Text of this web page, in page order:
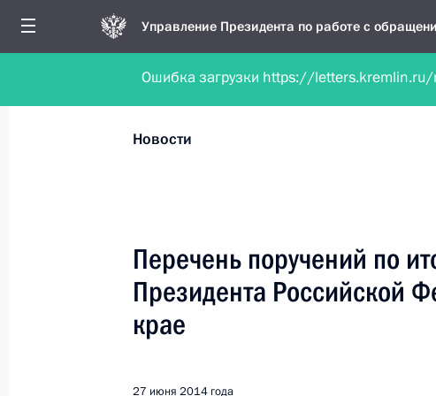
Управление Президента по работе с
Обратиться в форме электронного документа
Все новости
Новости
Перечень поручений по
Президента Российской
крае
27 июня 2014 года
Ошибка загрузки https://letters.kremlin.ru/